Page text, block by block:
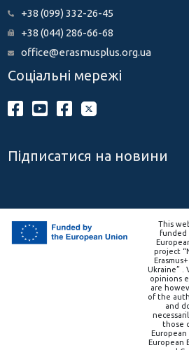
+38 (099) 332-26-45
+38 (044) 286-66-68
office@erasmusplus.org.ua
Соціальні мережі
Підписатися на новини
This
funded
project
Ukraine” .
opinions
are
of the
and
those
European